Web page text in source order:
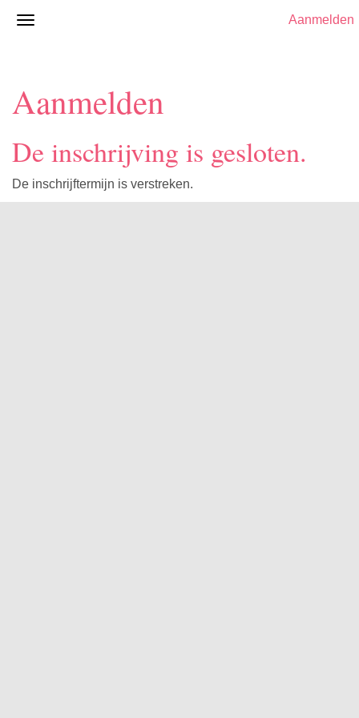
Aanmelden
Aanmelden
De inschrijving is gesloten.
De inschrijftermijn is verstreken.